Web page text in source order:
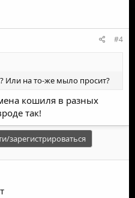
#4
Или на то-же мыло просит?
кошиля в разных
так!
зарегистрироваться